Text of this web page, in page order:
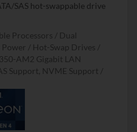
SAS hot-swappable drive
Processors
Dual
Power
Hot-Swap Drives
AM2 Gigabit LAN
Support, NVME Support